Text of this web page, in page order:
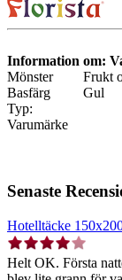
Information om:
Mönster
Frukt
Basfärg
Gul
Typ:
Varumärke
Senaste
Hotelltäcke
Helt OK. Första